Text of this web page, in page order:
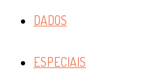
DADOS
ESPECIAIS